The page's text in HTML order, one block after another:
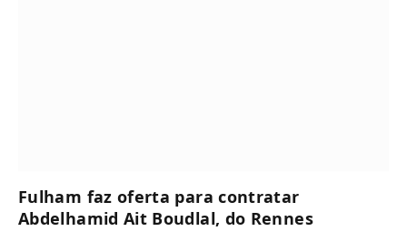
Fulham faz oferta para contratar
Abdelhamid Ait Boudlal, do Rennes